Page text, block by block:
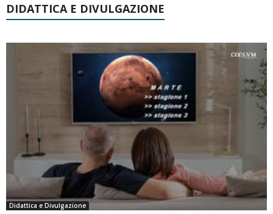
DIDATTICA E DIVULGAZIONE
Didattica e Divulgazione